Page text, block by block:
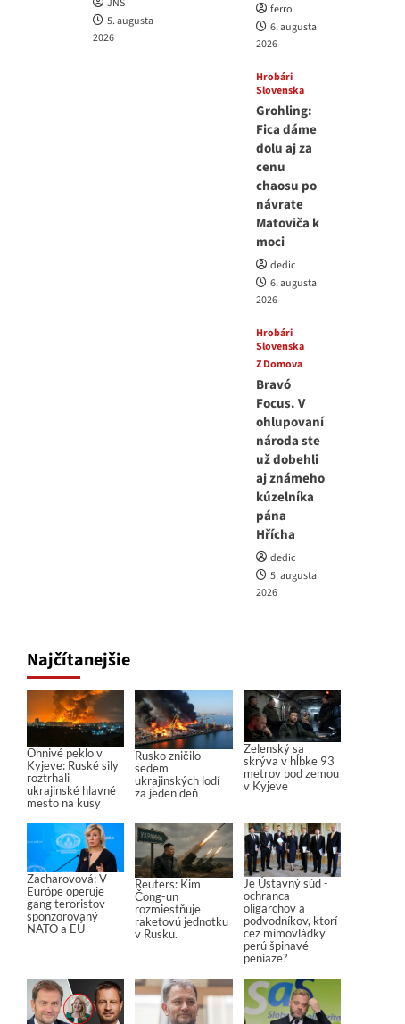
JNS
5. augusta
2026
ferro
6. augusta
2026
Hrobári
Slovenska
Grohling:
Fica dáme
dolu aj za
cenu
chaosu po
návrate
Matoviča k
moci
dedic
6. augusta
2026
Hrobári
Slovenska
Z Domova
Bravó
Focus. V
ohlupovaní
národa ste
už dobehli
aj známeho
kúzelníka
pána
Hřícha
dedic
5. augusta
2026
Najčítanejšie
Ohnivé peklo v
Kyjeve: Ruské sily
roztrhali
ukrajinské hlavné
mesto na kusy
Rusko zničilo
sedem
ukrajinských lodí
za jeden deň
Zelenský sa
skrýva v hĺbke 93
metrov pod zemou
v Kyjeve
Zacharovová: V
Európe operuje
gang teroristov
sponzorovaný
NATO a EÚ
Reuters: Kim
Čong-un
rozmiestňuje
raketovú jednotku
v Rusku.
Je Ústavný súd -
ochranca
oligarchov a
podvodníkov, ktorí
cez mimovládky
perú špinavé
peniaze?